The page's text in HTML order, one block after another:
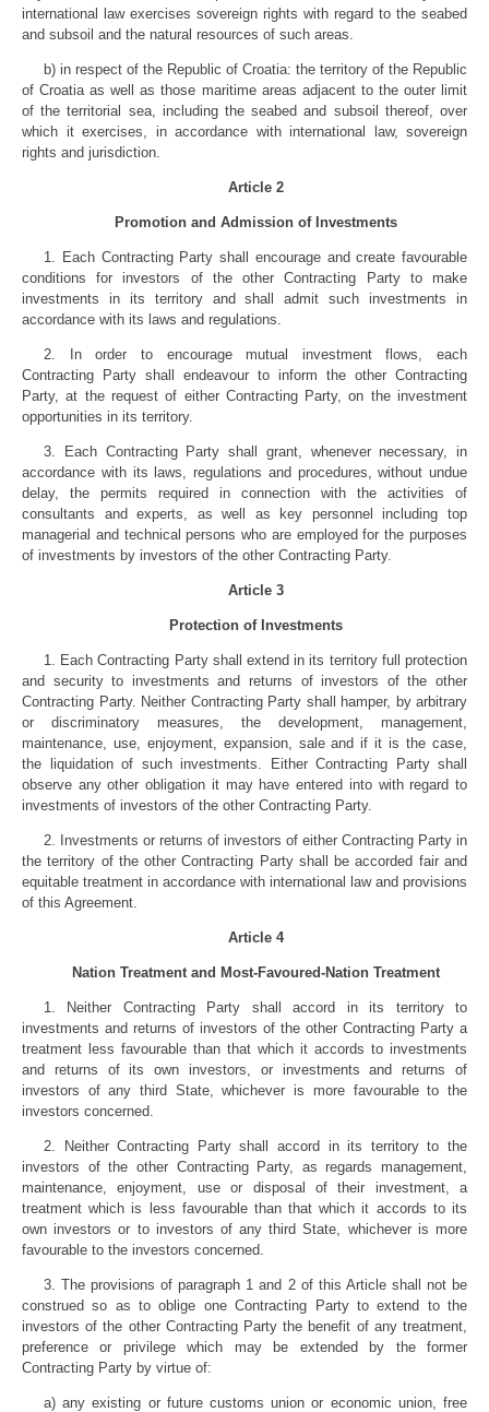
international law exercises sovereign rights with regard to the seabed
and subsoil and the natural resources of such areas.
b) in respect of the Republic of Croatia: the territory of the Republic
of Croatia as well as those maritime areas adjacent to the outer limit
of the territorial sea, including the seabed and subsoil thereof, over
which it exercises, in accordance with international law, sovereign
rights and jurisdiction.
Article 2
Promotion and Admission of Investments
1. Each Contracting Party shall encourage and create favourable
conditions for investors of the other Contracting Party to make
investments in its territory and shall admit such investments in
accordance with its laws and regulations.
2. In order to encourage mutual investment flows, each
Contracting Party shall endeavour to inform the other Contracting
Party, at the request of either Contracting Party, on the investment
opportunities in its territory.
3. Each Contracting Party shall grant, whenever necessary, in
accordance with its laws, regulations and procedures, without undue
delay, the permits required in connection with the activities of
consultants and experts, as well as key personnel including top
managerial and technical persons who are employed for the purposes
of investments by investors of the other Contracting Party.
Article 3
Protection of Investments
1. Each Contracting Party shall extend in its territory full protection
and security to investments and returns of investors of the other
Contracting Party. Neither Contracting Party shall hamper, by arbitrary
or discriminatory measures, the development, management,
maintenance, use, enjoyment, expansion, sale and if it is the case,
the liquidation of such investments. Either Contracting Party shall
observe any other obligation it may have entered into with regard to
investments of investors of the other Contracting Party.
2. Investments or returns of investors of either Contracting Party in
the territory of the other Contracting Party shall be accorded fair and
equitable treatment in accordance with international law and provisions
of this Agreement.
Article 4
Nation Treatment and Most-Favoured-Nation Treatment
1. Neither Contracting Party shall accord in its territory to
investments and returns of investors of the other Contracting Party a
treatment less favourable than that which it accords to investments
and returns of its own investors, or investments and returns of
investors of any third State, whichever is more favourable to the
investors concerned.
2. Neither Contracting Party shall accord in its territory to the
investors of the other Contracting Party, as regards management,
maintenance, enjoyment, use or disposal of their investment, a
treatment which is less favourable than that which it accords to its
own investors or to investors of any third State, whichever is more
favourable to the investors concerned.
3. The provisions of paragraph 1 and 2 of this Article shall not be
construed so as to oblige one Contracting Party to extend to the
investors of the other Contracting Party the benefit of any treatment,
preference or privilege which may be extended by the former
Contracting Party by virtue of:
a) any existing or future customs union or economic union, free